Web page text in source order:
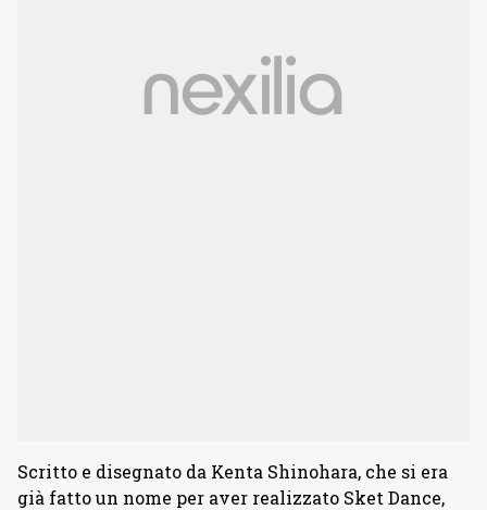
Scritto e disegnato da Kenta Shinohara, che si era
già fatto un nome per aver realizzato Sket Dance,